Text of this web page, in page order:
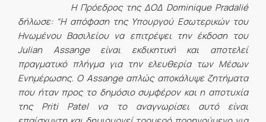
Η Πρόεδρος της ΔΟΔ Dominique Pradalié
δήλωσε: “Η απόφαση της Υπουργού Εσωτερικών του
Ηνωμένου Βασιλείου να επιτρέψει την έκδοση του
Julian Assange είναι εκδικητική και αποτελεί
πραγματικό πλήγμα για την ελευθερία των Μέσων
Ενημέρωσης. Ο Assange απλώς αποκάλυψε ζητήματα
που ήταν προς το δημόσιο συμφέρον και η αποτυχία
της Priti Patel να το αναγνωρίσει αυτό είναι